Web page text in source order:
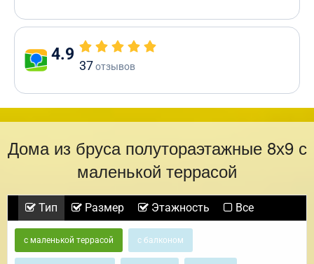
4.9
37отзывов
Дома из бруса полутораэтажные 8х9 с
маленькой террасой
Тип Размер Этажность Все
с маленькой террасой с балконом